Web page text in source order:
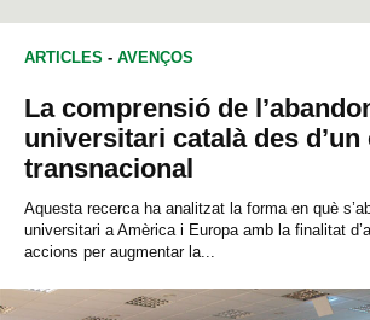
ARTICLES - AVENÇOS
La comprensió de
universitari català des
transnacional
Aquesta recerca ha analitzat la forma en què
universitari a Amèrica i Europa amb la finalitat
accions per augmentar la...